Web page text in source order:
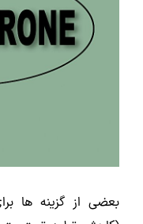
بعضی از گزینه ها